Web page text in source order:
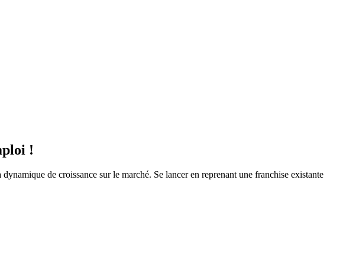
!
de croissance sur le marché. Se lancer en reprenant une franchise existante